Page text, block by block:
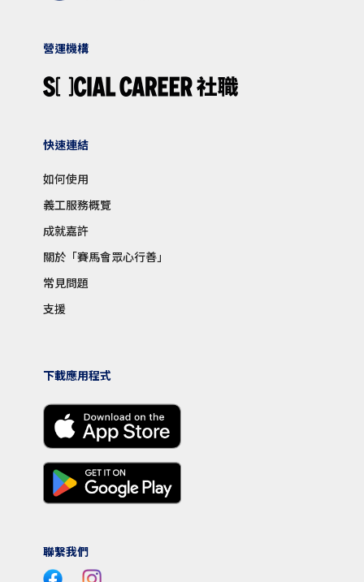
營運機構
快速連結
如何使用
義工服務概覽
成就嘉許
關於「賽馬會眾心行善」
常見問題
支援
下載應用程式
聯繫我們